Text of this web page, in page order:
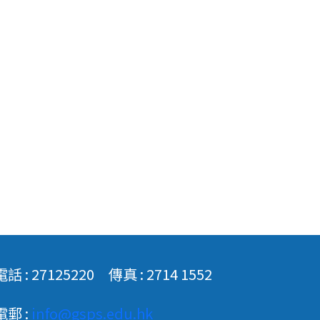
話 : 27125220 傳真 : 2714 1552
郵 : info@gsps.edu.hk